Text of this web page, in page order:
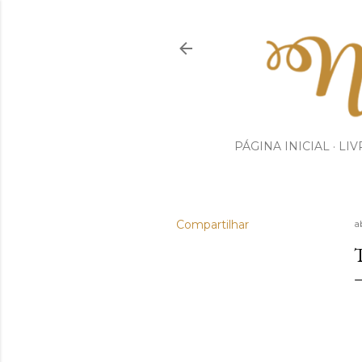
PÁGINA INICIAL
Compartilhar